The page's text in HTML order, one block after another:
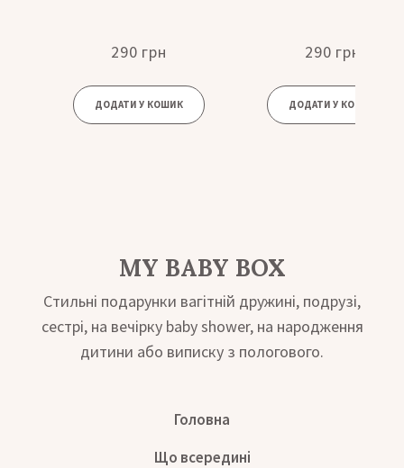
290 грн
ДОДАТИ У КОШИК
290 грн
ДОДАТИ У КОШИК
MY BABY BOX
Стильні подарунки вагітній дружині, подрузі,
сестрі, на вечірку baby shower, на народження
дитини або виписку з пологового.
Головна
Що всередині